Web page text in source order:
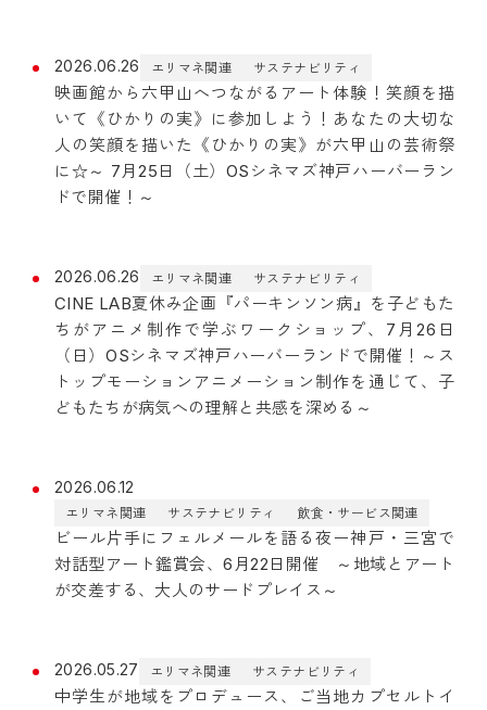
2026.06.26 エリマネ関連 サステナビリティ
映画館から六甲山へつながるアート体験！笑顔を描
いて《ひかりの実》に参加しよう！あなたの大切な
人の笑顔を描いた《ひかりの実》が六甲山の芸術祭
に☆～ 7月25日（土）OSシネマズ神戸ハーバーラン
ドで開催！～
2026.06.26 エリマネ関連 サステナビリティ
CINE LAB夏休み企画『パーキンソン病』を子どもた
ちがアニメ制作で学ぶワークショップ、7月26日
（日）OSシネマズ神戸ハーバーランドで開催！～ス
トップモーションアニメーション制作を通じて、子
どもたちが病気への理解と共感を深める～
2026.06.12
エリマネ関連 サステナビリティ 飲食・サービス関連
ビール片手にフェルメールを語る夜ー神戸・三宮で
対話型アート鑑賞会、6月22日開催 ～地域とアート
が交差する、大人のサードプレイス～
2026.05.27 エリマネ関連 サステナビリティ
中学生が地域をプロデュース、ご当地カプセルトイ